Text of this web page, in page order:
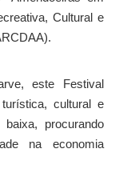
Cultural e
este Festival
cultural e
procurando
na economia